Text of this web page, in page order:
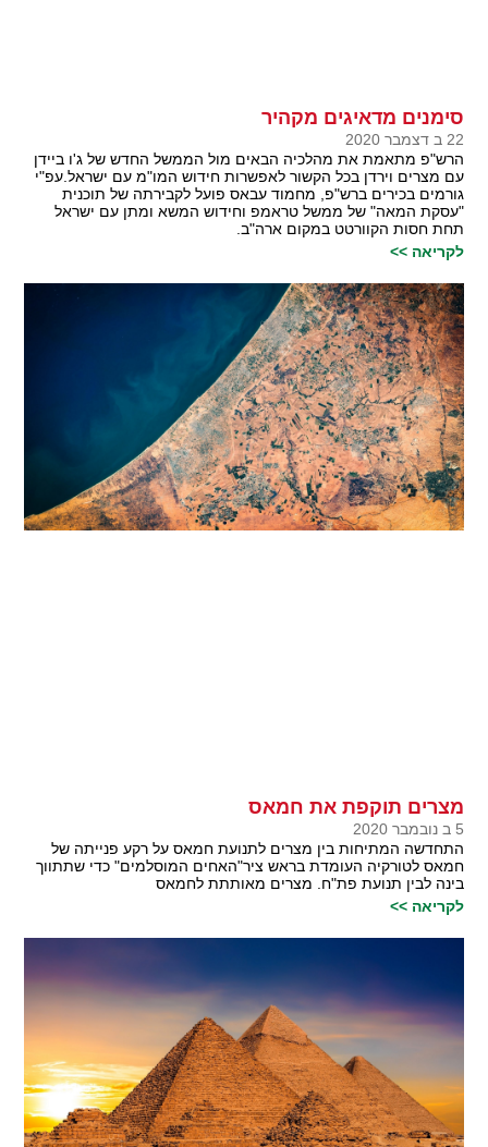
סימנים מדאיגים מקהיר
22 ב דצמבר 2020
הרש"פ מתאמת את מהלכיה הבאים מול הממשל החדש של ג'ו ביידן
עם מצרים וירדן בכל הקשור לאפשרות חידוש המו"מ עם ישראל.עפ"י
גורמים בכירים ברש"פ, מחמוד עבאס פועל לקבירתה של תוכנית
"עסקת המאה" של ממשל טראמפ וחידוש המשא ומתן עם ישראל
תחת חסות הקוורטט במקום ארה"ב.
לקריאה >>
מצרים תוקפת את חמאס
5 ב נובמבר 2020
התחדשה המתיחות בין מצרים לתנועת חמאס על רקע פנייתה של
חמאס לטורקיה העומדת בראש ציר"האחים המוסלמים" כדי שתתווך
בינה לבין תנועת פת"ח. מצרים מאותתת לחמאס
לקריאה >>